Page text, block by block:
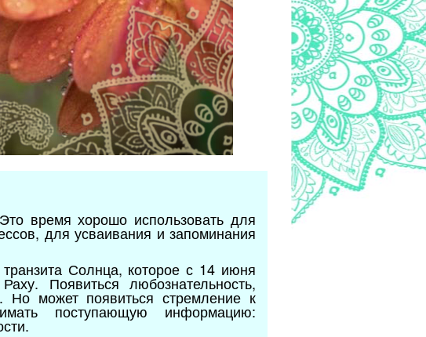
время хорошо использовать для
для усваивания и запоминания
Солнца, которое с 14 июня
Появиться любознательность,
Но может появиться стремление к
поступающую информацию: